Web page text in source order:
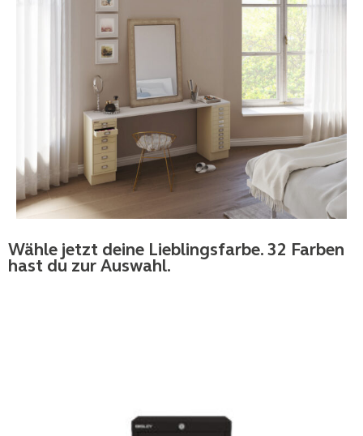
Wähle jetzt deine Lieblingsfarbe. 32 Farben
hast du zur Auswahl.